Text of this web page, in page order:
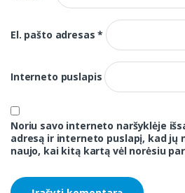
El. pašto adresas*
Interneto puslapis
Noriu savo interneto naršyklėje
adresą ir interneto puslapį, kad jų
naujo, kai kitą kartą vėl norėsiu